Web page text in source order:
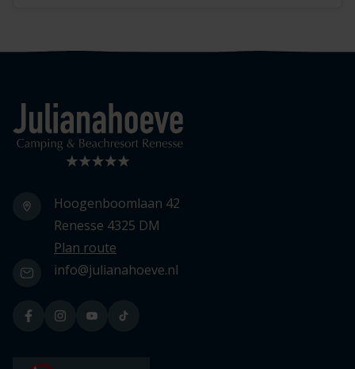
Logo Julianahoeve
Hoogenboomlaan 42
Renesse 4325 DM
Plan route
info@julianahoeve.nl